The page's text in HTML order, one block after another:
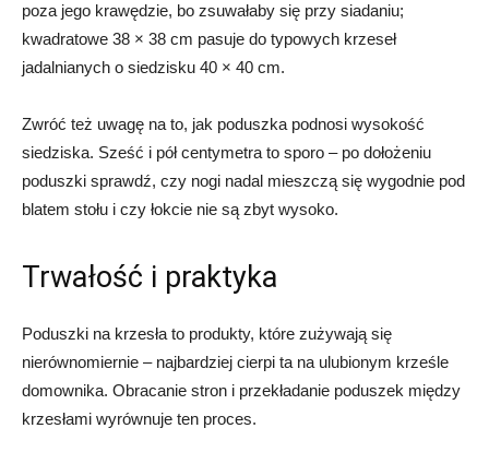
poza jego krawędzie, bo zsuwałaby się przy siadaniu;
kwadratowe 38 × 38 cm pasuje do typowych krzeseł
jadalnianych o siedzisku 40 × 40 cm.
Zwróć też uwagę na to, jak poduszka podnosi wysokość
siedziska. Sześć i pół centymetra to sporo – po dołożeniu
poduszki sprawdź, czy nogi nadal mieszczą się wygodnie pod
blatem stołu i czy łokcie nie są zbyt wysoko.
Trwałość i praktyka
Poduszki na krzesła to produkty, które zużywają się
nierównomiernie – najbardziej cierpi ta na ulubionym krześle
domownika. Obracanie stron i przekładanie poduszek między
krzesłami wyrównuje ten proces.